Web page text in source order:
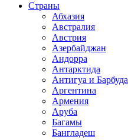
Страны
Абхазия
Австралия
Австрия
Азербайджан
Андорра
Антарктида
Антигуа и Барбуда
Аргентина
Армения
Аруба
Багамы
Бангладеш